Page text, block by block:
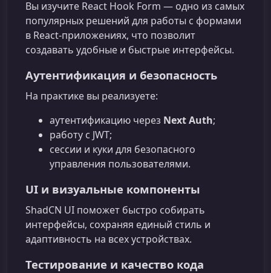
Вы изучите React Hook Form — одно из самых
популярных решений для работы с формами
в React-приложениях, что позволит
создавать удобные и быстрые интерфейсы.
Аутентификация и безопасность
На практике вы реализуете:
аутентификацию через Next Auth;
работу с JWT;
сессии и куки для безопасного
управления пользователями.
UI и визуальные компоненты
ShadCN UI поможет быстро собирать
интерфейсы, сохраняя единый стиль и
адаптивность на всех устройствах.
Тестирование и качество кода